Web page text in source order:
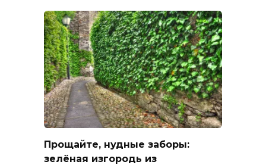
Прощайте, нудные заборы:
зелёная изгородь из